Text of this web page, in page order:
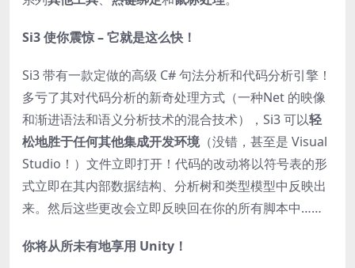
Si3 使你震惊 – 它就是这么快！
Si3 带有一款定做的高级 C# 句法分析和代码分析引擎！
多亏了其对代码分析的新奇处理方式（一种Net 的映像
和渐进语法和语义分析技术的混合技术），Si3 可以轻
松地胜于任何其他集成开发环境（没错，甚至是 Visual
Studio！）文件立即打开！代码的改动将以符号表的形
式立即在其内部数据结构、分析树和类型模型中反映出
来。然后这些更改会立即反映回在你的所有脚本中……
你将从所未有地享用 Unity！